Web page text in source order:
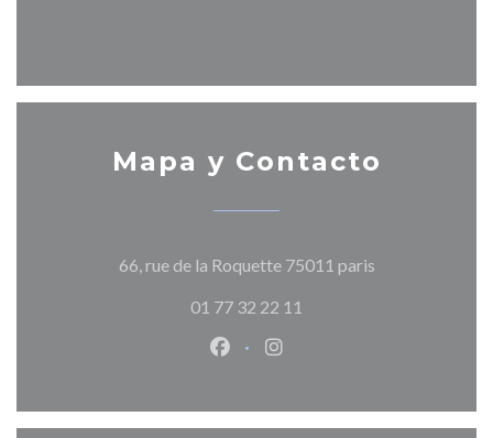
Mapa y Contacto
66, rue de la Roquette 75011 paris((abre en una
01 77 32 22 11
Facebook ((abre en una nueva
Instagram ((abre en una